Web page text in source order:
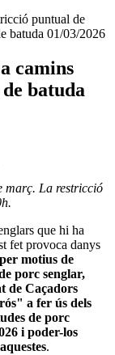
puntual de
batuda 01/03/2026
camins
batuda
març. La restricció
que hi ha
fet provoca danys
per motius de
porc senglar,
de Caçadors
a fer ús dels
de porc
i poder-los
.